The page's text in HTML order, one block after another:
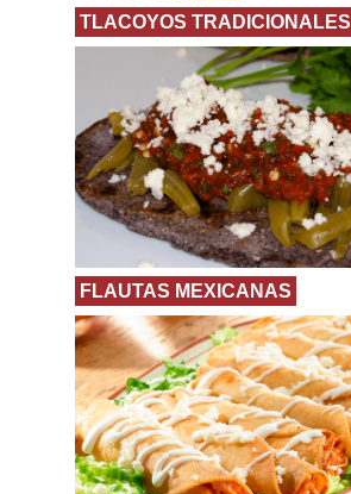
TLACOYOS TRADICIONALES
FLAUTAS MEXICANAS